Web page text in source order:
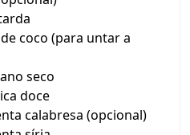
coco (para untar a
seco
doce
calabresa (opcional)